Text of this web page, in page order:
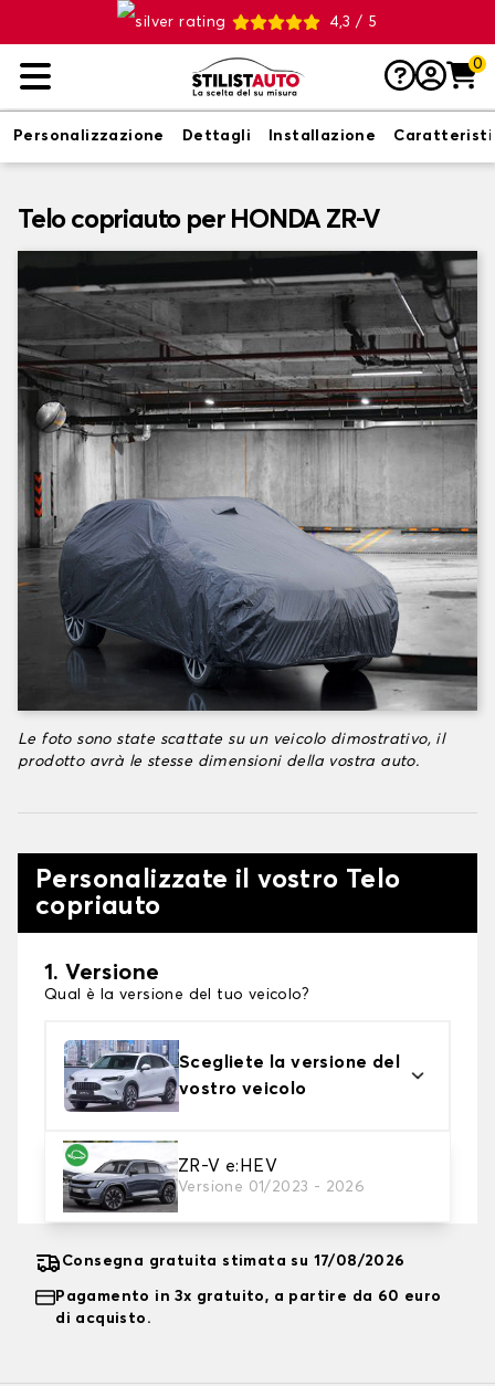
4,3 / 5
0
Personalizzazione Dettagli Installazione
Telo copriauto per HONDA ZR-V
Le foto sono state scattate su un veicolo dimostrativo, il
prodotto avrà le stesse dimensioni della vostra auto.
Personalizzate il vostro Telo
copriauto
1. Versione
Qual è la versione del tuo veicolo?
Scegliete la versione del
vostro veicolo
ZR-V e:HEV
Versione 01/2023 - 2026
2. Livello di protezione
Scegli il telo protettivo adatto alle tue esigenze
Consegna gratuita stimata su 17/08/2026
Pagamento in 3x gratuito, a partire da 60 euro
di acquisto.